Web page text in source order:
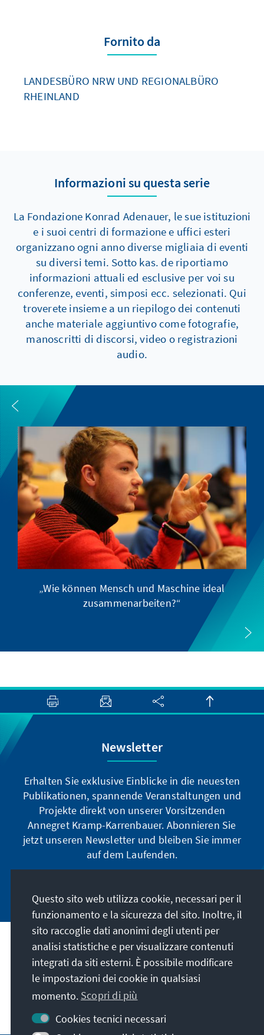
Fornito da
LANDESBÜRO NRW UND REGIONALBÜRO
RHEINLAND
Informazioni su questa serie
La Fondazione Konrad Adenauer, le sue istituzioni
e i suoi centri di formazione e uffici esteri
organizzano ogni anno diverse migliaia di eventi
su diversi temi. Sotto kas. de riportiamo
informazioni attuali ed esclusive per voi su
conferenze, eventi, simposi ecc. selezionati. Qui
troverete insieme a un riepilogo dei contenuti
anche materiale aggiuntivo come fotografie,
manoscritti di discorsi, video o registrazioni
audio.
„Wie können Mensch und Maschine ideal
zusammenarbeiten?“
Newsletter
Erhalten Sie exklusive Einblicke in die neuesten
Publikationen, spannende Veranstaltungen und
Projekte direkt von unserer Vorsitzenden
Annegret Kramp-Karrenbauer. Abonnieren Sie
jetzt unseren Newsletter und bleiben Sie immer
auf dem Laufenden.
La nostra missione
Contatto
Altre offerte della fondazione
Questo sito web utilizza cookie, necessari per il
funzionamento e la sicurezza del sito. Inoltre, il
sito raccoglie dati anonimi degli utenti per
analisi statistiche e per visualizzare contenuti
integrati da siti esterni. È possibile modificare
le impostazioni dei cookie in qualsiasi
momento. Scopri di più
Cookies tecnici necessari